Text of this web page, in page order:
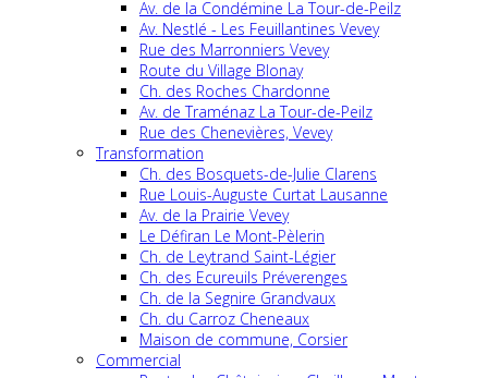
Av. de la Condémine La Tour-de-Peilz
Av. Nestlé - Les Feuillantines Vevey
Rue des Marronniers Vevey
Route du Village Blonay
Ch. des Roches Chardonne
Av. de Traménaz La Tour-de-Peilz
Rue des Chenevières, Vevey
Transformation
Ch. des Bosquets-de-Julie Clarens
Rue Louis-Auguste Curtat Lausanne
Av. de la Prairie Vevey
Le Défiran Le Mont-Pèlerin
Ch. de Leytrand Saint-Légier
Ch. des Ecureuils Préverenges
Ch. de la Segnire Grandvaux
Ch. du Carroz Cheneaux
Maison de commune, Corsier
Commercial